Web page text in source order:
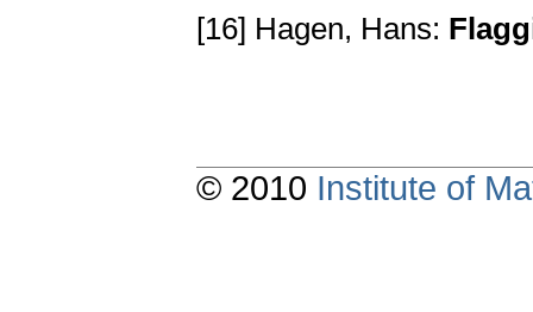
[16] Hagen, Hans:
© 2010 Institute of